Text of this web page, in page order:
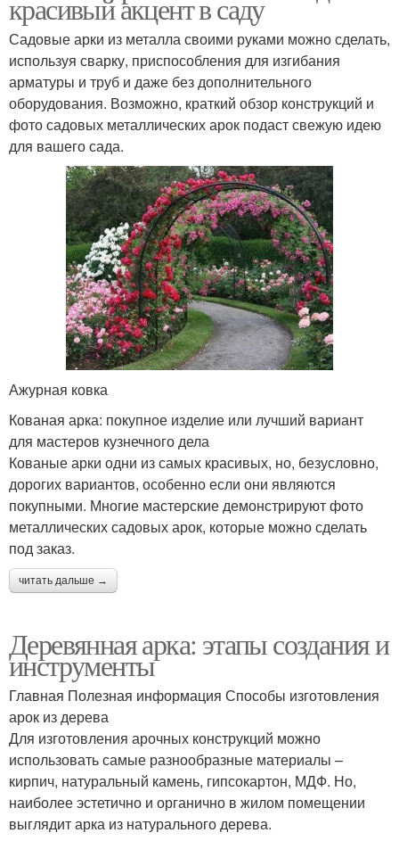
красивый акцент в саду
Садовые арки из металла своими руками можно сделать,
используя сварку, приспособления для изгибания
арматуры и труб и даже без дополнительного
оборудования. Возможно, краткий обзор конструкций и
фото садовых металлических арок подаст свежую идею
для вашего сада.
Ажурная ковка
Кованая арка: покупное изделие или лучший вариант
для мастеров кузнечного дела
Кованые арки одни из самых красивых, но, безусловно,
дорогих вариантов, особенно если они являются
покупными. Многие мастерские демонстрируют фото
металлических садовых арок, которые можно сделать
под заказ.
читать дальше →
Деревянная арка: этапы создания и
инструменты
Главная Полезная информация Способы изготовления
арок из дерева
Для изготовления арочных конструкций можно
использовать самые разнообразные материалы –
кирпич, натуральный камень, гипсокартон, МДФ. Но,
наиболее эстетично и органично в жилом помещении
выглядит арка из натурального дерева.